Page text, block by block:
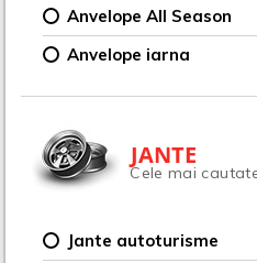
Anvelope All Season
Anvelope iarna
JANTE
Cele mai
Jante autoturisme